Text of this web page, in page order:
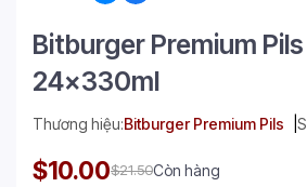
Bitburger Premium
24x330ml
Thương hiệu:Bitburger Premium Pils
$10.00$21.50Còn hàng